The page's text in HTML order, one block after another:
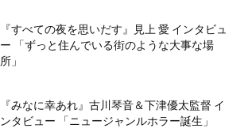
『すべての夜を思いだす』見上 愛 インタビュ
ー 「ずっと住んでいる街のような大事な場
所」
『みなに幸あれ』古川琴音＆下津優太監督 イ
ンタビュー 「ニュージャンルホラー誕生」